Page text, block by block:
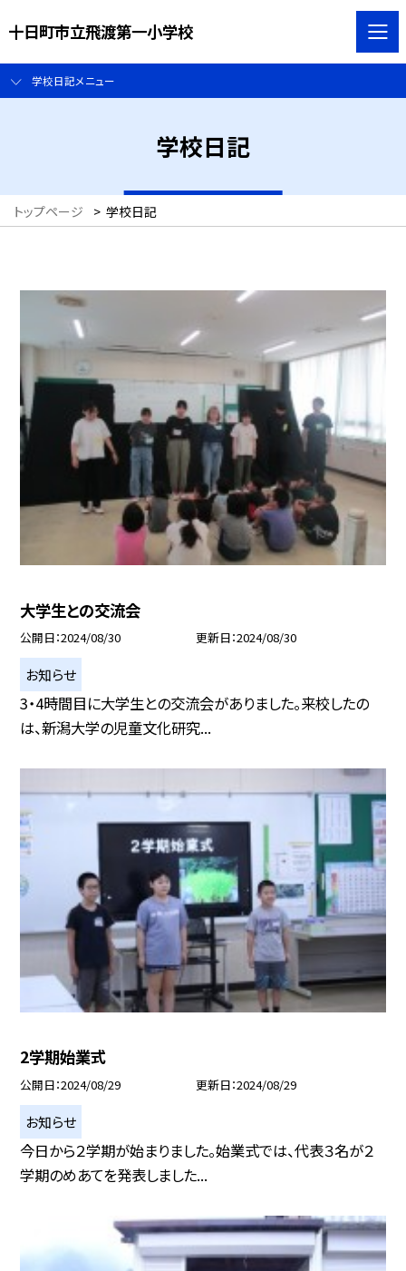
十日町市立飛渡第一小学校
学校日記メニュー
学校日記
トップページ > 学校日記
大学生との交流会
公開日 2024/08/30 更新日 2024/08/30
お知らせ
3・4時間目に大学生との交流会がありました。来校したの
は、新潟大学の児童文化研究...
2学期始業式
公開日 2024/08/29 更新日 2024/08/29
お知らせ
今日から２学期が始まりました。始業式では、代表３名が２
学期のめあてを発表しました...